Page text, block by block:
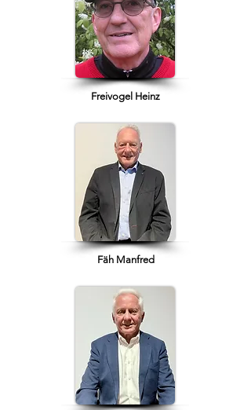
Freivogel Heinz
Fäh Manfred